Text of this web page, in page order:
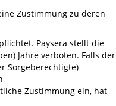
Zustimmung zu deren
Paysera stellt die
Jahre verboten. Falls der
Sorgeberechtigte)
Zustimmung ein, hat